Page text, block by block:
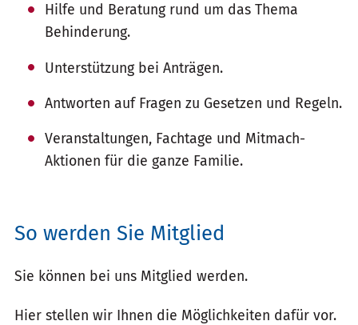
Hilfe und Beratung rund um das Thema
Behinderung.
Unterstützung bei Anträgen.
Antworten auf Fragen zu Gesetzen und Regeln.
Veranstaltungen, Fachtage und Mitmach-
Aktionen für die ganze Familie.
So werden Sie Mitglied
Sie können bei uns Mitglied werden.
Hier stellen wir Ihnen die Möglichkeiten dafür vor.